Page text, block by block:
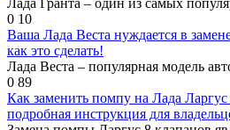
0 10
Ваша Лада Веста нуждается в
как это сделать!
Лада Веста – популярная модель
0 89
Как заменить помпу на Лада
подробная инструкция для